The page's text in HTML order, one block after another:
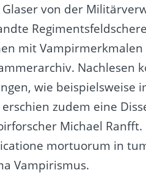
Glaser von der
mit
Nachlesen
wie beispielsweise
erschien zudem eine
Michael
mortuorum in
Vampirismus.